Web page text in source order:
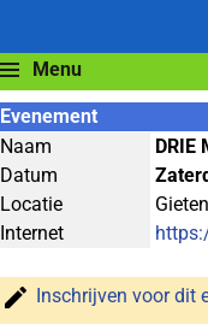
Menu
Evenement
Naam
DRIE
Datum
Locatie
Gieten
Internet
Inschrijven voor dit